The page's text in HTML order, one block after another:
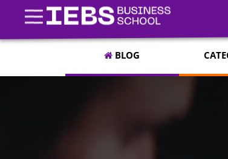
BLOG